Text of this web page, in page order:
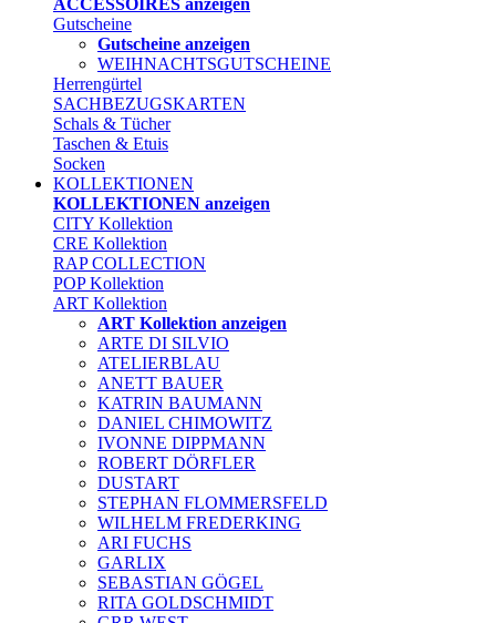
ACCESSOIRES anzeigen
Gutscheine
Gutscheine anzeigen
WEIHNACHTSGUTSCHEINE
Herrengürtel
SACHBEZUGSKARTEN
Schals & Tücher
Taschen & Etuis
Socken
KOLLEKTIONEN
KOLLEKTIONEN anzeigen
CITY Kollektion
CRE Kollektion
RAP COLLECTION
POP Kollektion
ART Kollektion
ART Kollektion anzeigen
ARTE DI SILVIO
ATELIERBLAU
ANETT BAUER
KATRIN BAUMANN
DANIEL CHIMOWITZ
IVONNE DIPPMANN
ROBERT DÖRFLER
DUSTART
STEPHAN FLOMMERSFELD
WILHELM FREDERKING
ARI FUCHS
GARLIX
SEBASTIAN GÖGEL
RITA GOLDSCHMIDT